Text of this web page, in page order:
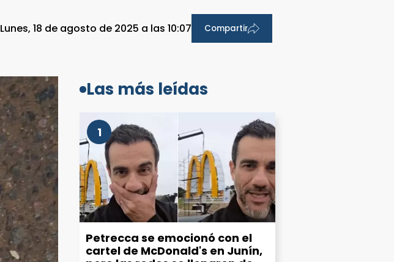
Lunes, 18 de agosto de 2025 a las 10:07 Compartir
Las más leídas
1
Petrecca se emocionó con el
cartel de McDonald's en Junín,